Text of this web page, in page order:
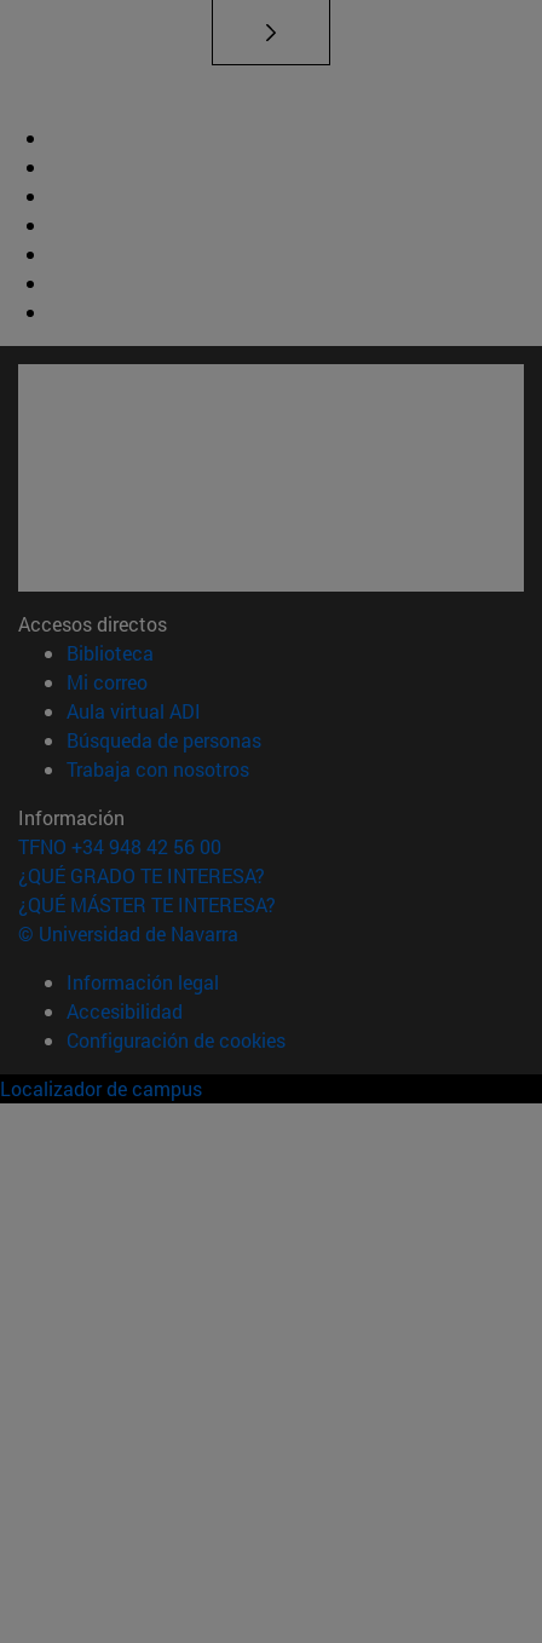
Accesos directos
Biblioteca
Mi correo(abre en nueva ventana)
Aula virtual ADI
Búsqueda de personas(abre en nueva ventana)
Trabaja con nosotros(abre en nueva ventana)
Información
TFNO +34 948 42 56 00
¿QUÉ GRADO TE INTERESA?
¿QUÉ MÁSTER TE INTERESA?
© Universidad de Navarra
Información legal
Accesibilidad
Configuración de cookies
Localizador de campus